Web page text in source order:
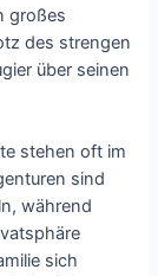
großes
des strengen
über seinen
stehen oft im
sind
während
sich